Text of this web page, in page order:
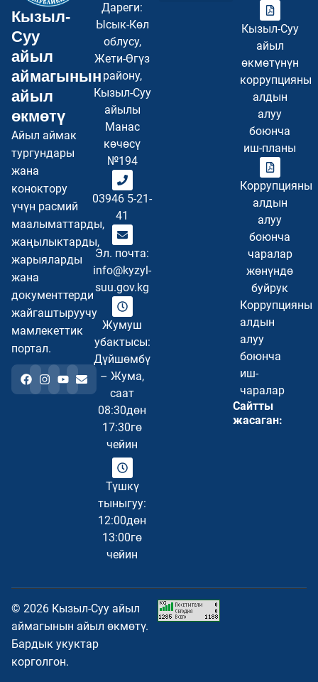
Кызыл-
Суу
айыл
аймагынын
айыл
өкмөтү
Айыл аймак
тургундары
жана
коноктору
үчүн расмий
маалыматтарды,
жаңылыктарды,
жарыяларды
жана
документтерди
жайгаштыруучу
мамлекеттик
портал.
Дареги:
Ысык-Көл
облусу,
Жети-Өгүз
району,
Кызыл-Суу
айылы
Манас
көчөсү
№194
03946 5-21-
41
Эл. почта:
info@kyzyl-
suu.gov.kg
Жумуш
убактысы:
Дүйшөмбү
– Жума,
саат
08:30дөн
17:30гө
чейин
Түшкү
тыныгуу:
12:00дөн
13:00гө
чейин
Кызыл-Суу
айыл
өкмөтүнүн
коррупцияны
алдын
алуу
боюнча
иш-планы
Коррупцияны
алдын
алуу
боюнча
чаралар
жөнүндө
буйрук
Коррупцияны
алдын
алуу
боюнча
иш-
чаралар
Сайтты
жасаган:
© 2026 Кызыл-Суу айыл
аймагынын айыл өкмөтү.
Бардык укуктар
корголгон.